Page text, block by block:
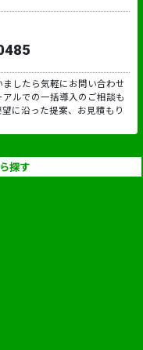
したら気軽にお問い合わせ
ルでの一括導入のご相談も
に沿った提案、お見積もり
探す